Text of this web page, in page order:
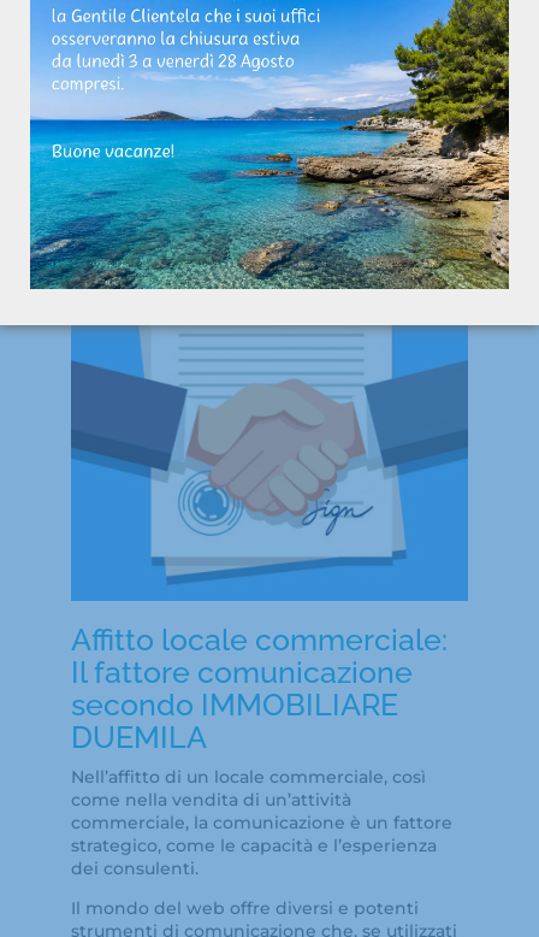
positivi ma an-che le criticità giocano un
ruolo di grande valore strategico nelle fasi
che precedono la trattativa vera e propria,
quando l’attenzione si sposta
inevitabilmente sulla valutazione economica
dell’immobile per capire se realmente
l’investimento che si sta analizzando sia
quello giusto.
Affitto locale commerciale:
Il fattore comunicazione
secondo IMMOBILIARE
DUEMILA
Nell’affitto di un locale commerciale, così
come nella vendita di un’attività
commerciale, la comunicazione è un fattore
strategico, come le capacità e l’esperienza
dei consulenti.
Il mondo del web offre diversi e potenti
strumenti di comunicazione che, se utilizzati